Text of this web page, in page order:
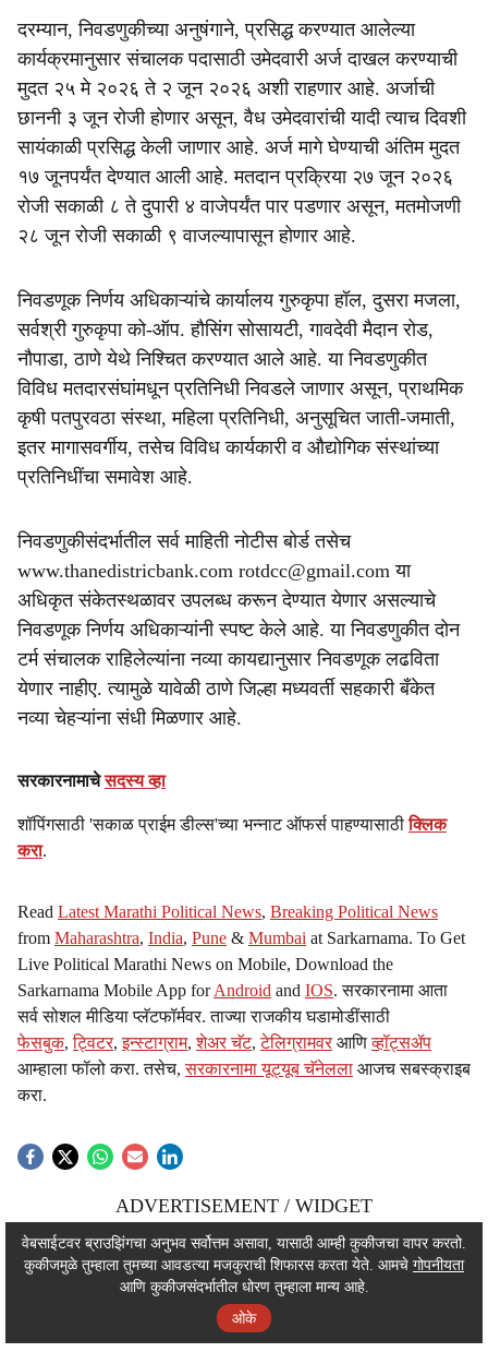
दरम्यान, निवडणुकीच्या अनुषंगाने, प्रसिद्ध करण्यात आलेल्या
कार्यक्रमानुसार संचालक पदासाठी उमेदवारी अर्ज दाखल करण्याची
मुदत २५ मे २०२६ ते २ जून २०२६ अशी राहणार आहे. अर्जाची
छाननी ३ जून रोजी होणार असून, वैध उमेदवारांची यादी त्याच दिवशी
सायंकाळी प्रसिद्ध केली जाणार आहे. अर्ज मागे घेण्याची अंतिम मुदत
१७ जूनपर्यंत देण्यात आली आहे. मतदान प्रक्रिया २७ जून २०२६
रोजी सकाळी ८ ते दुपारी ४ वाजेपर्यंत पार पडणार असून, मतमोजणी
२८ जून रोजी सकाळी ९ वाजल्यापासून होणार आहे.
निवडणूक निर्णय अधिकाऱ्यांचे कार्यालय गुरुकृपा हॉल, दुसरा मजला,
सर्वश्री गुरुकृपा को-ऑप. हौसिंग सोसायटी, गावदेवी मैदान रोड,
नौपाडा, ठाणे येथे निश्चित करण्यात आले आहे. या निवडणुकीत
विविध मतदारसंघांमधून प्रतिनिधी निवडले जाणार असून, प्राथमिक
कृषी पतपुरवठा संस्था, महिला प्रतिनिधी, अनुसूचित जाती-जमाती,
इतर मागासवर्गीय, तसेच विविध कार्यकारी व औद्योगिक संस्थांच्या
प्रतिनिधींचा समावेश आहे.
निवडणुकीसंदर्भातील सर्व माहिती नोटीस बोर्ड तसेच
www.thanedistricbank.com rotdcc@gmail.com या
अधिकृत संकेतस्थळावर उपलब्ध करून देण्यात येणार असल्याचे
निवडणूक निर्णय अधिकाऱ्यांनी स्पष्ट केले आहे. या निवडणुकीत दोन
टर्म संचालक राहिलेल्यांना नव्या कायद्यानुसार निवडणूक लढविता
येणार नाहीए. त्यामुळे यावेळी ठाणे जिल्हा मध्यवर्ती सहकारी बँकेत
नव्या चेहऱ्यांना संधी मिळणार आहे.
सरकारनामाचेसदस्य व्हा
शॉपिंगसाठी 'सकाळ प्राईम डील्स'च्या भन्नाट ऑफर्स पाहण्यासाठीक्लिक
करा.
Read Latest Marathi Political News, Breaking Political News
from Maharashtra, India, Pune & Mumbai at Sarkarnama. To Get
Live Political Marathi News on Mobile, Download the
Sarkarnama Mobile App forAndroid and IOS. सरकारनामा आता
सर्व सोशल मीडिया प्लॅटफॉर्मवर. ताज्या राजकीय घडामोडींसाठी
फेसबुक,ट्विटर,इन्स्टाग्राम,शेअर चॅट,टेलिग्रामवर आणिव्हॉट्सॲप
आम्हाला फॉलो करा. तसेच,सरकारनामा यूट्यूब चॅनेलला आजच सबस्क्राइब
करा.
ADVERTISEMENT / WIDGET
ADVERTISEMENT / WIDGET
ADVERTISEMENT / WIDGET
वेबसाईटवर ब्राउझिंगचा अनुभव सर्वोत्तम असावा, यासाठी आम्ही कुकीजचा वापर करतो.
कुकीजमुळे तुम्हाला तुमच्या आवडत्या मजकुराची शिफारस करता येते. आमचे गोपनीयता
आणि कुकीजसंदर्भातील धोरण तुम्हाला मान्य आहे.
ओके